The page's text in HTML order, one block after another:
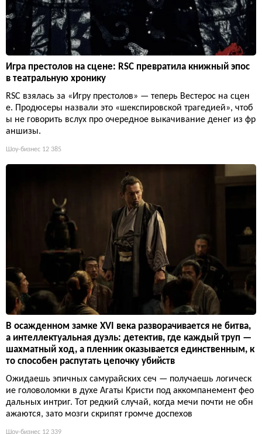
Игра престолов на сцене: RSC превратила книжный эпос
в театральную хронику
RSC взялась за «Игру престолов» — теперь Вестерос на сцен
е. Продюсеры назвали это «шекспировской трагедией», чтоб
ы не говорить вслух про очередное выкачивание денег из фр
аншизы.
Шоу-бизнес 12 385
В осажденном замке XVI века разворачивается не битва,
а интеллектуальная дуэль: детектив, где каждый труп —
шахматный ход, а пленник оказывается единственным, к
то способен распутать цепочку убийств
Ожидаешь эпичных самурайских сеч — получаешь логическ
ие головоломки в духе Агаты Кристи под аккомпанемент фео
дальных интриг. Тот редкий случай, когда мечи почти не обн
ажаются, зато мозги скрипят громче доспехов
Шоу-бизнес 12 339